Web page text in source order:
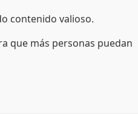
contenido valioso.
que más personas puedan